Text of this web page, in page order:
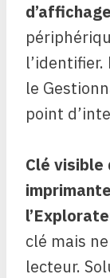
le
point
Clé visible
clé mais
lecteur.